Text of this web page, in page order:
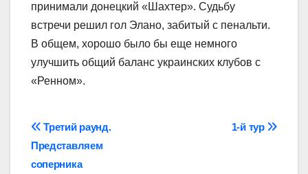
принимали донецкий «Шахтер». Судьбу
встречи решил гол Элано, забитый с пенальти.
В общем, хорошо было бы еще немного
улучшить общий баланс украинских клубов с
«Ренном».
Навігація
записів
1-й тур
Третий раунд.
Представляем
соперника